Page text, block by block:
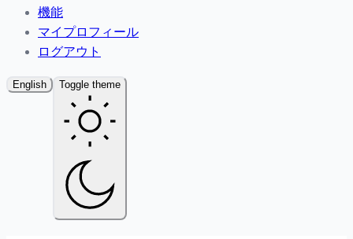
機能
マイプロフィール
ログアウト
English Toggle theme